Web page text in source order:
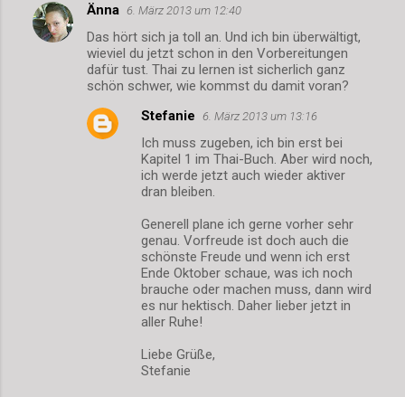
K
o
Änna 6. März 2013 um 12:40
Das hört sich ja toll an. Und ich bin überwältigt,
wieviel du jetzt schon in den Vorbereitungen
dafür tust. Thai zu lernen ist sicherlich ganz
schön schwer, wie kommst du damit voran?
Stefanie 6. März 2013 um 13:16
Ich muss zugeben, ich bin erst bei
Kapitel 1 im Thai-Buch. Aber wird noch,
ich werde jetzt auch wieder aktiver
dran bleiben.
Generell plane ich gerne vorher sehr
genau. Vorfreude ist doch auch die
schönste Freude und wenn ich erst
Ende Oktober schaue, was ich noch
brauche oder machen muss, dann wird
es nur hektisch. Daher lieber jetzt in
aller Ruhe!
Liebe Grüße,
Stefanie